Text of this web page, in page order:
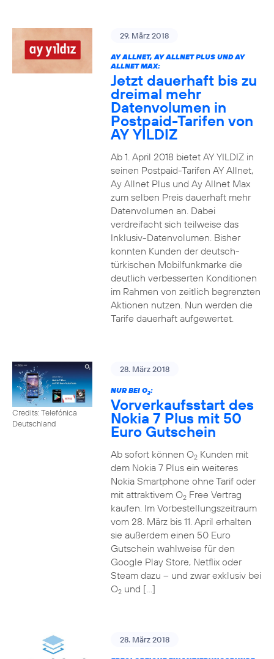
29. März 2018
AY ALLNET, AY ALLNET PLUS UND AY
ALLNET MAX:
Jetzt dauerhaft bis zu
dreimal mehr
Datenvolumen in
Postpaid-Tarifen von
AY YILDIZ
Ab 1. April 2018 bietet AY YILDIZ in
seinen Postpaid-Tarifen AY Allnet,
Ay Allnet Plus und Ay Allnet Max
zum selben Preis dauerhaft mehr
Datenvolumen an. Dabei
verdreifacht sich teilweise das
Inklusiv-Datenvolumen. Bisher
konnten Kunden der deutsch-
türkischen Mobilfunkmarke die
deutlich verbesserten Konditionen
im Rahmen von zeitlich begrenzten
Aktionen nutzen. Nun werden die
Tarife dauerhaft aufgewertet.
Credits: Telefónica
Deutschland
28. März 2018
NUR BEI O2:
Vorverkaufsstart des
Nokia 7 Plus mit 50
Euro Gutschein
Ab sofort können O2Kunden mit
dem Nokia 7 Plus ein weiteres
Nokia Smartphone ohne Tarif oder
mit attraktivem O2Free Vertrag
kaufen. Im Vorbestellungszeitraum
vom 28. März bis 11. April erhalten
sie außerdem einen 50 Euro
Gutschein wahlweise für den
Google Play Store, Netflix oder
Steam dazu – und zwar exklusiv bei
O2und […]
28. März 2018